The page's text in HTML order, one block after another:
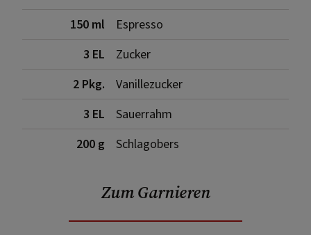
150 ml
Espresso
3 EL
Zucker
2 Pkg.
Vanillezucker
3 EL
Sauerrahm
200 g
Schlagobers
Zum Garnieren